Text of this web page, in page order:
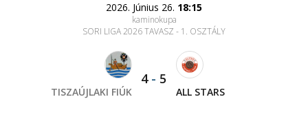
2026. Június 26. 18:15
kaminokupa
SORI LIGA 2026 TAVASZ - 1. OSZTÁLY
TISZAÚJLAKI FIÚK
4- 5
ALL STARS